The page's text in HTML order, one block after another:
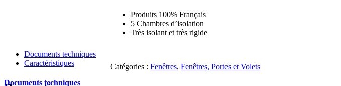
Produits 100% Français
5 Chambres d’isolation
Très isolant et très rigide
Catégories :Fenêtres,Fenêtres, Portes et Volets
Documents techniques
Caractéristiques
Documents techniques